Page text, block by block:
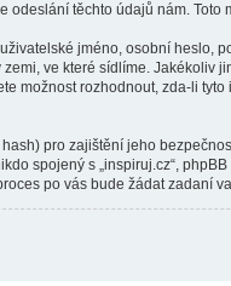
odeslání těchto údajů nám.
jméno, osobní heslo,
ve které sídlíme. Jakékoliv
možnost rozhodnout, zda-li
pro zajištění jeho
spojený s „inspiruj.cz“,
po vás bude žádat zadaní